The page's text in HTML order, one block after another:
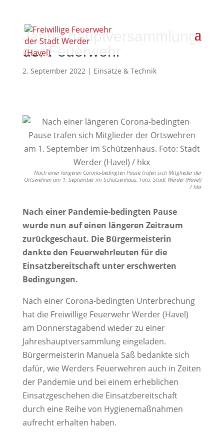
Jahreshauptversammlung
der Feuerwehr
2. September 2022| Einsätze & Technik
Nach einer längeren Corona-bedingten Pause trafen sich Mitglieder der
Ortswehren am 1. September im Schützenhaus. Foto: Stadt Werder (Havel)
/ hkx
Nach einer Pandemie-bedingten Pause
wurde nun auf einen längeren Zeitraum
zurückgeschaut. Die Bürgermeisterin
dankte den Feuerwehrleuten für die
Einsatzbereitschaft unter erschwerten
Bedingungen.
Nach einer Corona-bedingten Unterbrechung
hat die Freiwillige Feuerwehr Werder (Havel)
am Donnerstagabend wieder zu einer
Jahreshauptversammlung eingeladen.
Bürgermeisterin Manuela Saß bedankte sich
dafür, wie Werders Feuerwehren auch in Zeiten
der Pandemie und bei einem erheblichen
Einsatzgeschehen die Einsatzbereitschaft
durch eine Reihe von Hygienemaßnahmen
aufrecht erhalten haben.